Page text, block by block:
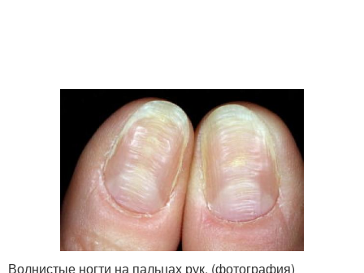
Волнистые ногти на пальцах рук. (фотография)